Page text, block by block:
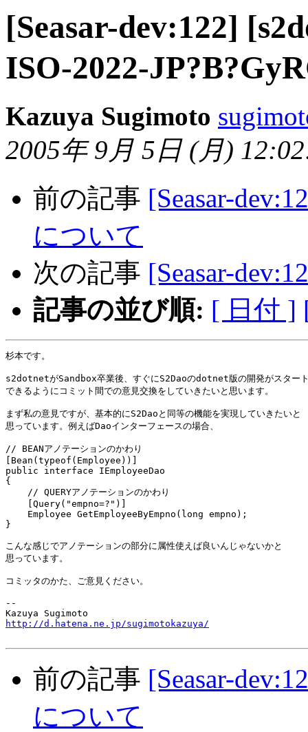
[Seasar-dev:122]
ISO-2022-
Kazuya Sugimoto
2005年 9月 5日 (月)
前の記事 [Seasar-
について
次の記事 [Seasar-
記事の並び順: [ 日付 ]
杉本です。
s2dotnetがSandbox卒業後、すぐにS2Daoのdotnet版の開発がスター
できるようにコミット間での意見交換をしていきたいと思います。
まず私の意見ですが、基本的にS2Daoと同等の機能を実現していきたいと
思っています。例えばDaoインターフェースの場合、
// BEANアノテーションのかわり
[Bean(typeof(Employee))]
public interface IEmployeeDao
{
    // QUERYアノテーションのかわり
    [Query("empno=?")]
    Employee GetEmployeeByEmpno(long empno);
}
こんな感じでアノテーションの部分に属性使えば良いんじゃないかと
思っています。
コミッタのかた、ご意見ください。
--
http://d.hatena.ne.jp/sugimotokazuya/
前の記事 [Seasar-
について